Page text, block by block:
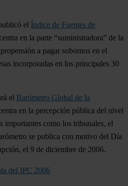
el Índice de Fuentes de
en la parte “suministradora” de la
a pagar sobornos en el
incorporadas en los principales 30
el Barómetro Global de la
en la percepción pública del nivel
importantes como los tribunales, el
se publica con motivo del Día
el 9 de diciembre de 2006.
del IPC 2006